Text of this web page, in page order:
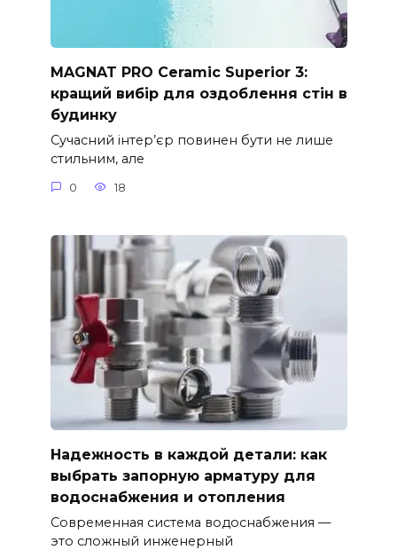
MAGNAT PRO Ceramic Superior 3:
кращий вибір для оздоблення стін в
будинку
Сучасний інтер’єр повинен бути не лише
стильним, але
0 18
Надежность в каждой детали: как
выбрать запорную арматуру для
водоснабжения и отопления
Современная система водоснабжения —
это сложный инженерный